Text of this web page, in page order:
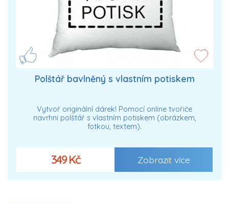
Polštář bavlněný s vlastním potiskem
Vytvoř originální dárek! Pomocí online tvořiče
navrhni polštář s vlastním potiskem (obrázkem,
fotkou, textem).
349 Kč Zobrazit více